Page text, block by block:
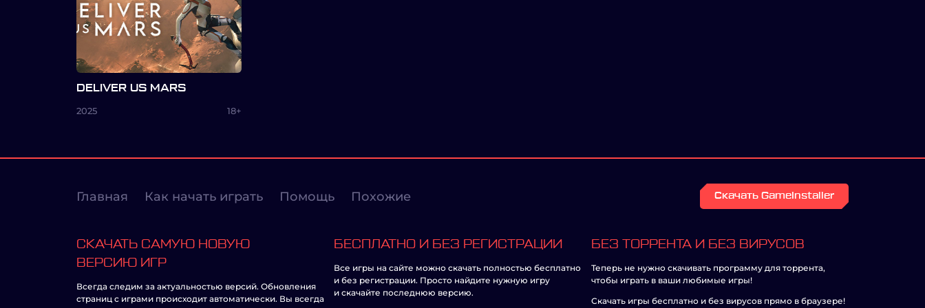
DELIVER US MARS
2025 18+
Главная Как начать играть Помощь Похожие Скачать GameInstaller
СКАЧАТЬ САМУЮ НОВУЮ
ВЕРСИЮ ИГР
Всегда следим за актуальностью версий. Обновления
страниц с играми происходит автоматически. Вы всегда
БЕСПЛАТНО И БЕЗ РЕГИСТРАЦИИ
Все игры на сайте можно скачать полностью бесплатно
и без регистрации. Просто найдите нужную игру
и скачайте последнюю версию.
БЕЗ ТОРРЕНТА И БЕЗ ВИРУСОВ
Теперь не нужно скачивать программу для торрента,
чтобы играть в ваши любимые игры!
Скачать игры бесплатно и без вирусов прямо в браузере!